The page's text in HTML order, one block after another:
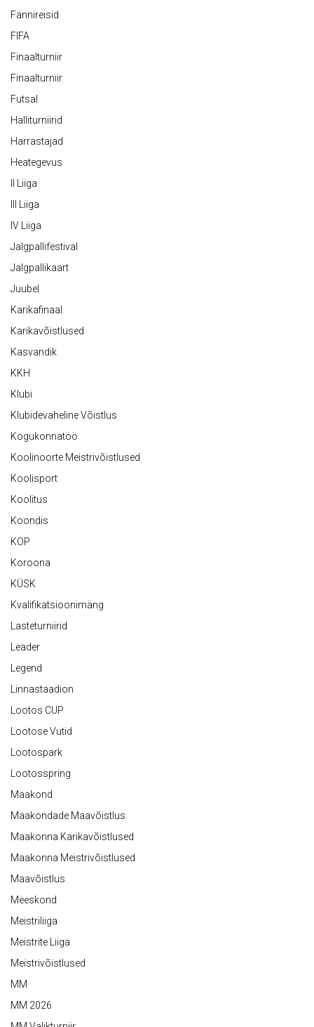
Fännireisid
FIFA
Finaalturniir
Finaalturniir
Futsal
Halliturniirid
Harrastajad
Heategevus
II Liiga
III Liiga
IV Liiga
Jalgpallifestival
Jalgpallikaart
Juubel
Karikafinaal
Karikavõistlused
Kasvandik
KKH
Klubi
Klubidevaheline Võistlus
Kogukonnatöö
Koolinoorte Meistrivõistlused
Koolisport
Koolitus
Koondis
KOP
Koroona
KÜSK
Kvalifikatsioonimäng
Lasteturniirid
Leader
Legend
Linnastaadion
Lootos CUP
Lootose Vutid
Lootospark
Lootosspring
Maakond
Maakondade Maavõistlus
Maakonna Karikavõistlused
Maakonna Meistrivõistlused
Maavõistlus
Meeskond
Meistriliiga
Meistrite Liiga
Meistrivõistlused
MM
MM 2026